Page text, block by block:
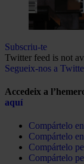
Subscriu-te
Twitter feed is not
Segueix-nos a
Accedeix a
aquí
Compártelo
Compártelo
Compártelo
Compártelo